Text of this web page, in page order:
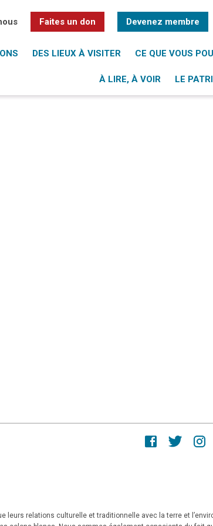
Faites un don Devenez membre
DES LIEUX À VISITER CE QUE VOUS
À LIRE, À VOIR LE
leurs relations culturelle et traditionnelle avec la terre et